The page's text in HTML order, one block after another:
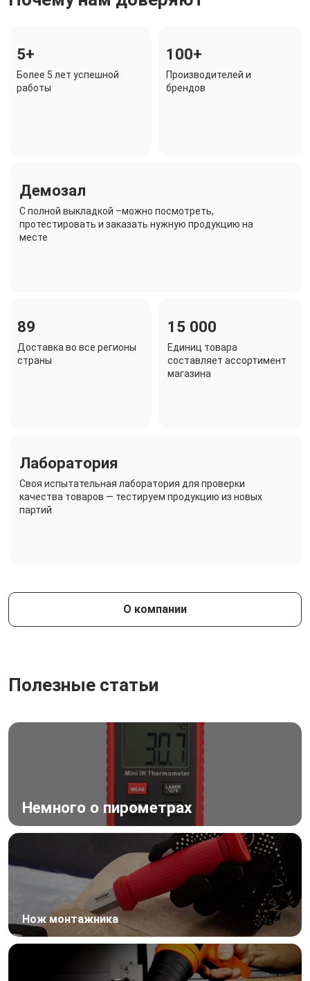
5+
Более 5 лет успешной
работы
100+
Производителей и
брендов
Демозал
C полной выкладкой –можно посмотреть,
протестировать и заказать нужную продукцию на
месте
89
Доставка во все регионы
страны
15 000
Единиц товара
составляет ассортимент
магазина
Лаборатория
Своя испытательная лаборатория для проверки
качества товаров — тестируем продукцию из новых
партий
О компании
Полезные статьи
Немного о пирометрах
Нож монтажника